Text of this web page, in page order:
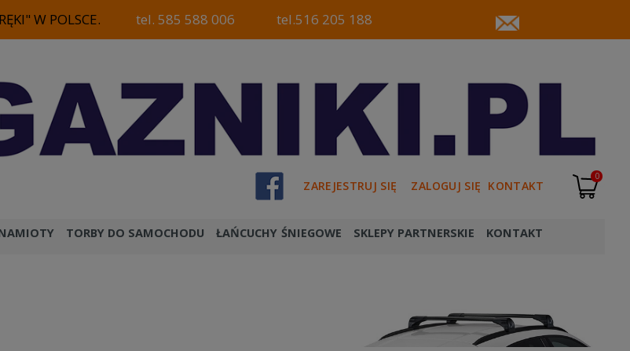
W POLSCE. tel. 585 588 006 tel.516 205 188
ZAREJESTRUJ SIĘ ZALOGUJ SIĘ KONTAKT
0
TORBY DO SAMOCHODU ŁAŃCUCHY ŚNIEGOWE SKLEPY PARTNERSKIE KONTAKT